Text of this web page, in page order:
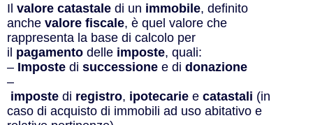
Il valore catastale di un immobile, definito
anche valore fiscale, è quel valore che
rappresenta la base di calcolo per
il pagamento delle imposte, quali:
– Imposte di successione e di donazione
–
imposte di registro, ipotecarie e catastali (in
caso di acquisto di immobili ad uso abitativo e